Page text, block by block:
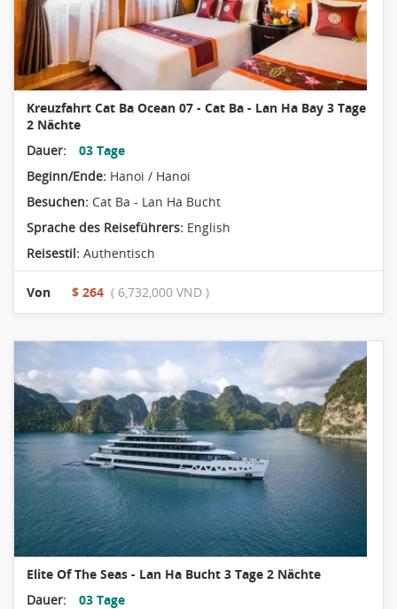
Kreuzfahrt Cat Ba Ocean 07 - Cat Ba - Lan Ha Bay 3 Tage
2 Nächte
Dauer:
03 Tage
Beginn/Ende: Hanoi / Hanoi
Besuchen: Cat Ba - Lan Ha Bucht
Sprache des Reiseführers: English
Reisestil: Authentisch
Von $ 264 ( 6,732,000 VND )
Elite Of The Seas - Lan Ha Bucht 3 Tage 2 Nächte
Dauer:
03 Tage